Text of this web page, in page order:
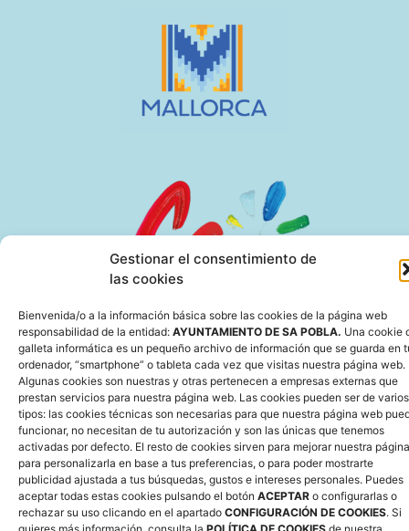
Gestionar el consentimiento de
las cookies
Bienvenida/o a la información básica sobre las cookies de la página web
responsabilidad de la entidad: AYUNTAMIENTO DE SA POBLA. Una cookie
galleta informática es un pequeño archivo de información que se guarda en
ordenador, “smartphone” o tableta cada vez que visitas nuestra página web.
Algunas cookies son nuestras y otras pertenecen a empresas externas que
prestan servicios para nuestra página web. Las cookies pueden ser de varios
tipos: las cookies técnicas son necesarias para que nuestra página web
funcionar, no necesitan de tu autorización y son las únicas que tenemos
activadas por defecto. El resto de cookies sirven para mejorar nuestra
para personalizarla en base a tus preferencias, o para poder mostrarte
publicidad ajustada a tus búsquedas, gustos e intereses personales. Puedes
aceptar todas estas cookies pulsando el botón ACEPTAR o configurarlas o
rechazar su uso clicando en el apartado CONFIGURACIÓN DE COOKIES. Si